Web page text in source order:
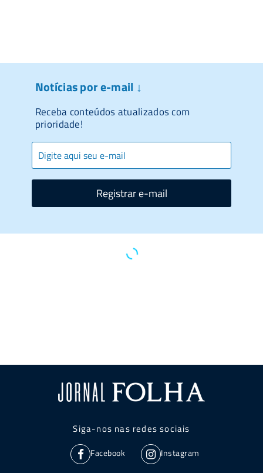
Notícias por e-mail ↓
Receba conteúdos atualizados com
prioridade!
Registrar e-mail
Siga-nos nas redes sociais
Facebook Instagram